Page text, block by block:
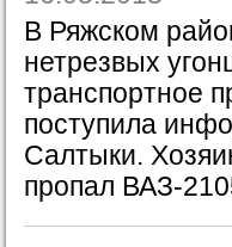
В Ряжском
нетрезвых
транспортное
поступила
Салтыки.
пропал ВАЗ-